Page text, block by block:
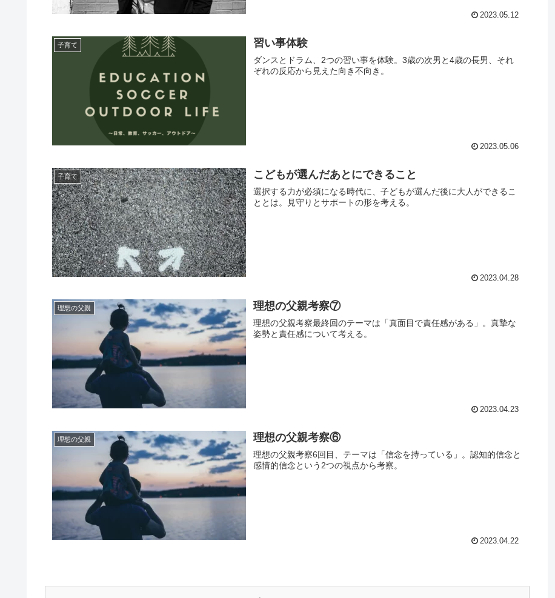
2023.05.12
子育て 習い事体験
ダンスとドラム、2つの習い事を体験。3歳の次男と4歳の長男、それ
ぞれの反応から見えた向き不向き。
2023.05.06
子育て こどもが選んだあとにできること
選択する力が必須になる時代に、子どもが選んだ後に大人ができるこ
ととは。見守りとサポートの形を考える。
2023.04.28
理想の父親 理想の父親考察⑦
理想の父親考察最終回のテーマは「真面目で責任感がある」。真摯な
姿勢と責任感について考える。
2023.04.23
理想の父親 理想の父親考察⑥
理想の父親考察6回目、テーマは「信念を持っている」。認知的信念と
感情的信念という2つの視点から考察。
2023.04.22